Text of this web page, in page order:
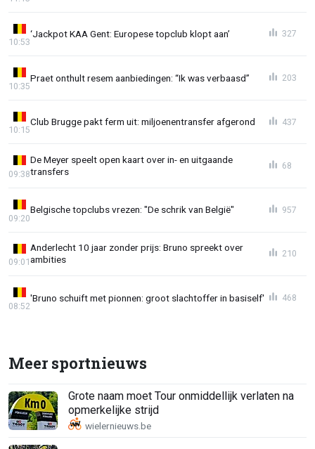
‘Jackpot KAA Gent: Europese topclub klopt aan’
10:53
327
Praet onthult resem aanbiedingen: “Ik was verbaasd”
10:35
203
Club Brugge pakt ferm uit: miljoenentransfer afgerond
10:15
437
De Meyer speelt open kaart over in- en uitgaande
transfers
09:38
68
Belgische topclubs vrezen: "De schrik van België"
09:20
957
Anderlecht 10 jaar zonder prijs: Bruno spreekt over
ambities
09:01
210
'Bruno schuift met pionnen: groot slachtoffer in basiself'
08:52
468
Meer sportnieuws
Grote naam moet Tour onmiddellijk verlaten na
opmerkelijke strijd